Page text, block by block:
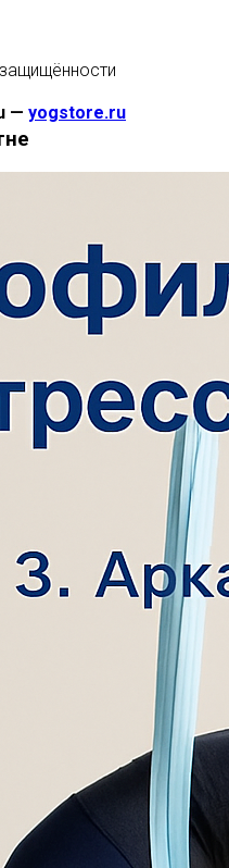
— yogstore.ru